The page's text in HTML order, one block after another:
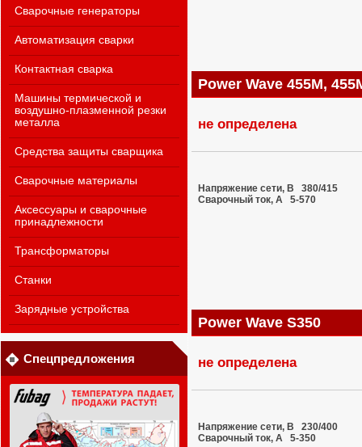
Сварочные генераторы
Автоматизация сварки
Контактная сварка
Машины термической и
воздушно-плазменной резки
металла
Средства защиты сварщика
Сварочные материалы
Аксессуары и сварочные
принадлежности
Трансформаторы
Станки
Зарядные устройства
Спецпредложения
Power Wave 455M,
не определена
Напряжение сети, В 380/415
Сварочный ток, A 5-570
Power Wave S350
не определена
Напряжение сети, В 230/400
Сварочный ток, A 5-350